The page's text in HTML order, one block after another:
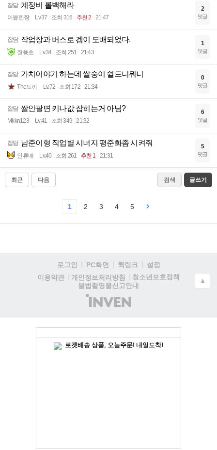
잡담 계정비 롤백해라
이블린짱 Lv.37 조회 316 추천 2 21:47
2
댓글
잡담 작업장과 버스로 겜이 도배되었다.
질풍초 Lv.34 조회 251 21:43
1
댓글
잡담 가치이야기 하는데 쌀숭이 쉴드니뭐니
The토끼 Lv.72 조회 172 21:34
0
댓글
잡담 쌀안팔면 키나값 잡히는거 아님?
Mkkn123 Lv.41 조회 349 21:32
6
댓글
잡담 남준이형 직업별 시너지 평준화좀 시켜줘
인류애 Lv.40 조회 261 추천 1 21:31
5
댓글
최근 다음 검색 글쓰기
1 2 3 4 5
로그인 PC화면 퀵링크
설정
이용약관
개인정보처리방침
청소년보호정책
불법촬영물신고안내
(주)
인
▲